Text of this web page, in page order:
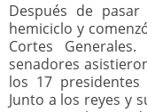
Después de
hemiciclo y
Cortes
senadores
los 17
Junto a los reyes y